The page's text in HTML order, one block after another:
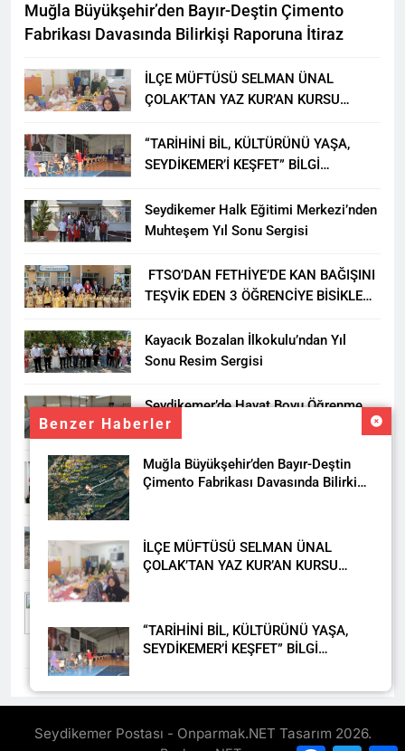
Benzer Haberler
Muğla Büyükşehir’den Bayır-Deştin
Çimento Fabrikası Davasında Bilirkişi
İLÇE MÜFTÜSÜ SELMAN ÜNAL
ÇOLAK’TAN YAZ KUR’AN KURSU
“TARİHİNİ BİL, KÜLTÜRÜNÜ YAŞA,
SEYDİKEMER’İ KEŞFET” BİLGİ
Merkezi’nden Muhteşem Yıl Sonu
Muğla Büyükşehir’den Bayır-Deştin Çimento
Fabrikası Davasında Bilirkişi Raporuna İtiraz
İLÇE MÜFTÜSÜ SELMAN ÜNAL
ÇOLAK’TAN YAZ KUR’AN KURSU
“TARİHİNİ BİL, KÜLTÜRÜNÜ YAŞA,
SEYDİKEMER’İ KEŞFET” BİLGİ
Seydikemer Halk Eğitimi Merkezi’nden
Muhteşem Yıl Sonu Sergisi
FTSO’DAN FETHİYE’DE KAN BAĞIŞINI
TEŞVİK EDEN 3 ÖĞRENCİYE BİSİKLET
Kayacık Bozalan İlkokulu’ndan Yıl
Sonu Resim Sergisi
Seydikemer’de Hayat Boyu Öğrenme
Haftası Kadıköy Sergisiyle Başladı
DALAMAN KENT PARK PROJESİ İÇİN
BAŞKAN DURMUŞ’A YETKİ VERİLDİ
Seydikemer’de Akçay Deresi Tepkisi
Büyüyor: “Yetkililer Vatandaşın Sesini
Duysun”
Tutuklama
Seydikemer Postası - Onparmak.NET Tasarım 2026.